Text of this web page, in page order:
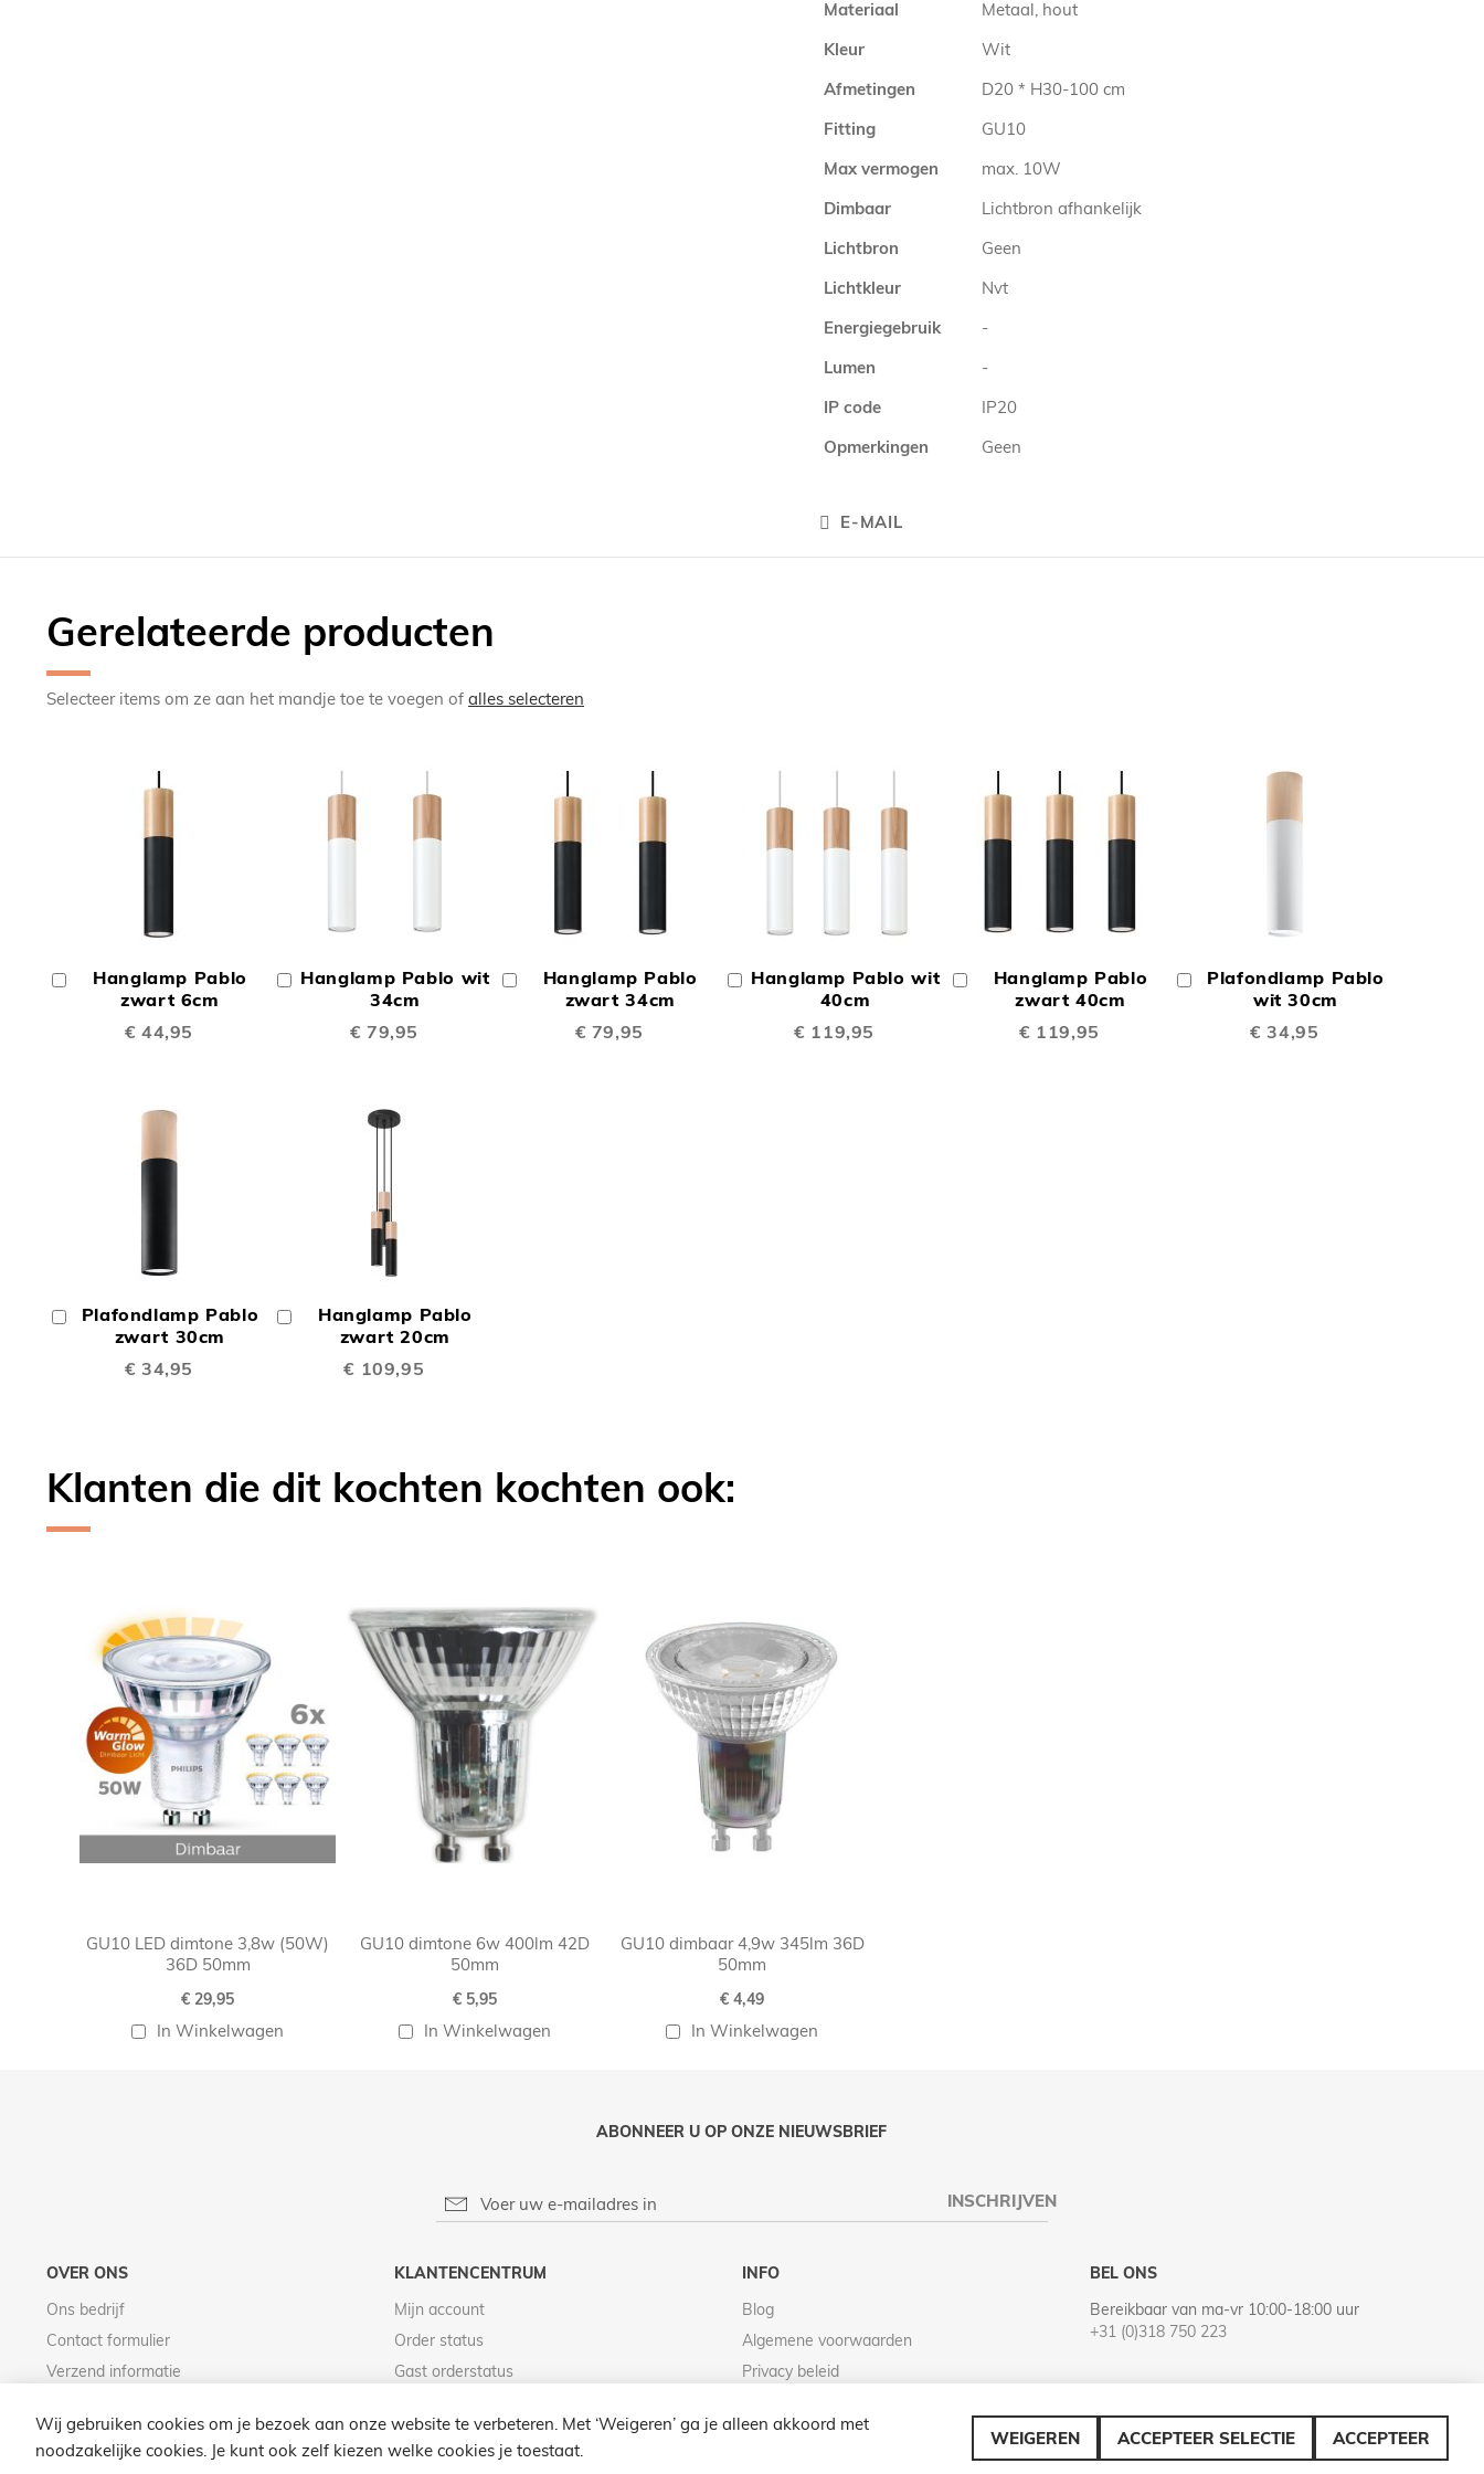
Materiaal
Metaal, hout
Kleur
Wit
Afmetingen
D20 * H30-100 cm
Fitting
GU10
Max vermogen
max. 10W
Dimbaar
Lichtbron afhankelijk
Lichtbron
Geen
Lichtkleur
Nvt
Energiegebruik
-
Lumen
-
IP code
IP20
Opmerkingen
Geen
E-MAIL
Gerelateerde producten
Selecteer items om ze aan het mandje toe te voegen of alles selecteren
Hanglamp Pablo
zwart 6cm
€ 44,95
Winkelwagen
Hanglamp Pablo wit
34cm
€ 79,95
In
Winkelwagen
Hanglamp Pablo
zwart 34cm
€ 79,95
Winkelwagen
TE
Hanglamp Pablo wit
40cm
€ 119,95
In
Winkelwagen
Hanglamp Pablo
zwart 40cm
€ 119,95
Winkelwagen
TE
Plafondlamp Pablo
wit 30cm
€ 34,95
In
Winkelwagen
Plafondlamp Pablo
zwart 30cm
€ 34,95
In
Winkelwagen
TE
Hanglamp Pablo
zwart 20cm
€ 109,95
Winkelwagen
TE
Klanten die dit kochten kochten ook:
GU10 LED dimtone 3,8w (50W)
36D 50mm
€ 29,95
In Winkelwagen
GU10 dimtone 6w 400lm 42D
50mm
€ 5,95
In Winkelwagen
GU10 dimbaar 4,9w 345lm 36D
50mm
€ 4,49
In Winkelwagen
ABONNEER U OP ONZE NIEUWSBRIEF
INSCHRIJVEN
OVER ONS
Ons bedrijf
Contact formulier
Verzend informatie
KLANTENCENTRUM
Mijn account
Order status
Gast orderstatus
INFO
Blog
Algemene voorwaarden
Privacy beleid
BEL ONS
Bereikbaar van ma-vr 10:00-18:00 uur
+31 (0)318 750 223
© 2026 LAMPENZO ALLE RECHTEN VOORBEHOUDEN
Wij gebruiken cookies om je bezoek aan onze website te verbeteren. Met ‘Weigeren’ ga je alleen akkoord met
noodzakelijke cookies. Je kunt ook zelf kiezen welke cookies je toestaat.
WEIGEREN ACCEPTEER SELECTIE ACCEPTEER